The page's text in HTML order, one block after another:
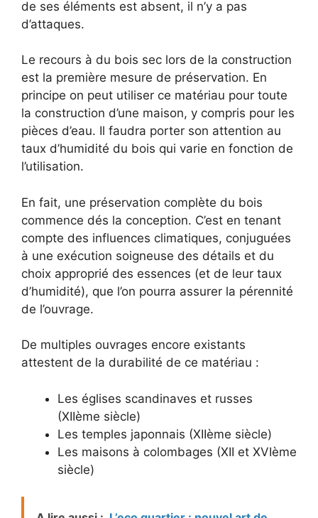
de ses éléments est absent, il n’y a pas
d’attaques.
Le recours à du bois sec lors de la construction
est la première mesure de préservation. En
principe on peut utiliser ce matériau pour toute
la construction d’une maison, y compris pour les
pièces d’eau. Il faudra porter son attention au
taux d’humidité du bois qui varie en fonction de
l’utilisation.
En fait, une préservation complète du bois
commence dés la conception. C’est en tenant
compte des influences climatiques, conjuguées
à une exécution soigneuse des détails et du
choix approprié des essences (et de leur taux
d’humidité), que l’on pourra assurer la pérennité
de l’ouvrage.
De multiples ouvrages encore existants
attestent de la durabilité de ce matériau :
Les églises scandinaves et russes
(XIIème siècle)
Les temples japonnais (XIIème siècle)
Les maisons à colombages (XII et XVIème
siècle)